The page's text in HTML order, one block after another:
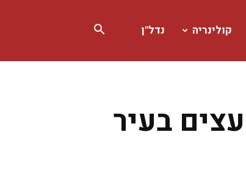
קולינריה נדל"ן
בעיר